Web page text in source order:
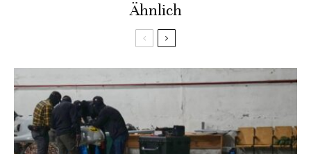
Ähnlich